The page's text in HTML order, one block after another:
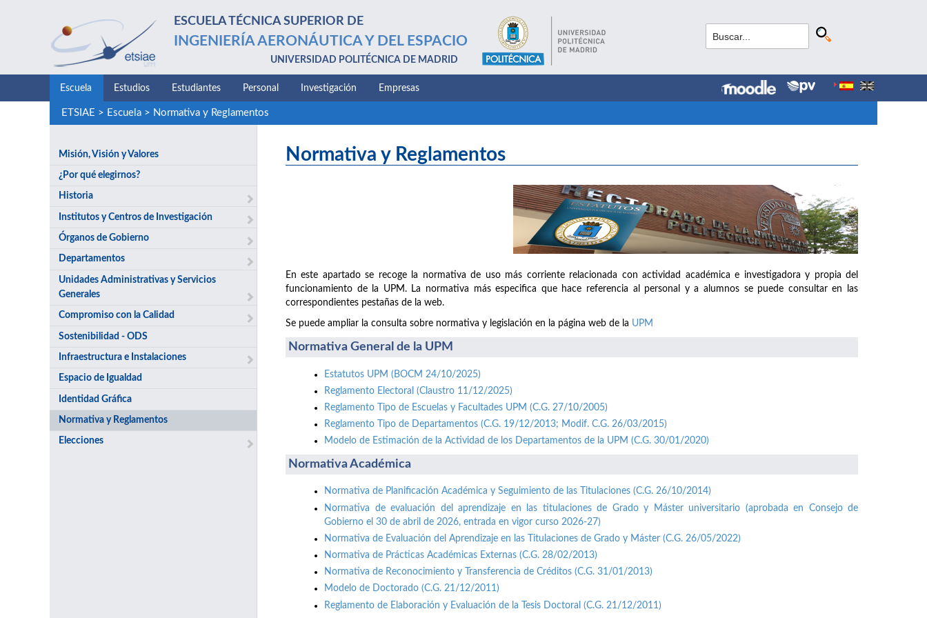
ESCUELA TÉCNICA SUPERIOR DE
INGENIERÍA AERONÁUTICA Y DEL ESPACIO
UNIVERSIDAD POLITÉCNICA DE MADRID
Escuela Estudios Estudiantes Personal Investigación Empresas
ETSIAE > Escuela> Normativa y Reglamentos
Misión, Visión y Valores
¿Por qué elegirnos?
Historia
Institutos y Centros de Investigación
Órganos de Gobierno
Departamentos
Unidades Administrativas y Servicios
Generales
Compromiso con la Calidad
Sostenibilidad - ODS
Infraestructura e Instalaciones
Espacio de Igualdad
Identidad Gráfica
Normativa y Reglamentos
Elecciones
Normativa y Reglamentos
En este apartado se recoge la normativa de uso más corriente relacionada con actividad académica e investigadora y propia del
funcionamiento de la UPM. La normativa más especifica que hace referencia al personal y a alumnos se puede consultar en las
correspondientes pestañas de la web.
Se puede ampliar la consulta sobre normativa y legislación en la página web de la UPM
Normativa General de la UPM
Estatutos UPM (BOCM 24/10/2025)
Reglamento Electoral (Claustro 11/12/2025)
Reglamento Tipo de Escuelas y Facultades UPM (C.G. 27/10/2005)
Reglamento Tipo de Departamentos (C.G. 19/12/2013; Modif. C.G. 26/03/2015)
Modelo de Estimación de la Actividad de los Departamentos de la UPM (C.G. 30/01/2020)
Normativa Académica
Normativa de Planificación Académica y Seguimiento de las Titulaciones (C.G. 26/10/2014)
Normativa de evaluación del aprendizaje en las titulaciones de Grado y Máster universitario (aprobada en Consejo de
Gobierno el 30 de abril de 2026, entrada en vigor curso 2026-27)
Normativa de Evaluación del Aprendizaje en las Titulaciones de Grado y Máster (C.G. 26/05/2022)
Normativa de Prácticas Académicas Externas (C.G. 28/02/2013)
Normativa de Reconocimiento y Transferencia de Créditos (C.G. 31/01/2013)
Modelo de Doctorado (C.G. 21/12/2011)
Reglamento de Elaboración y Evaluación de la Tesis Doctoral (C.G. 21/12/2011)